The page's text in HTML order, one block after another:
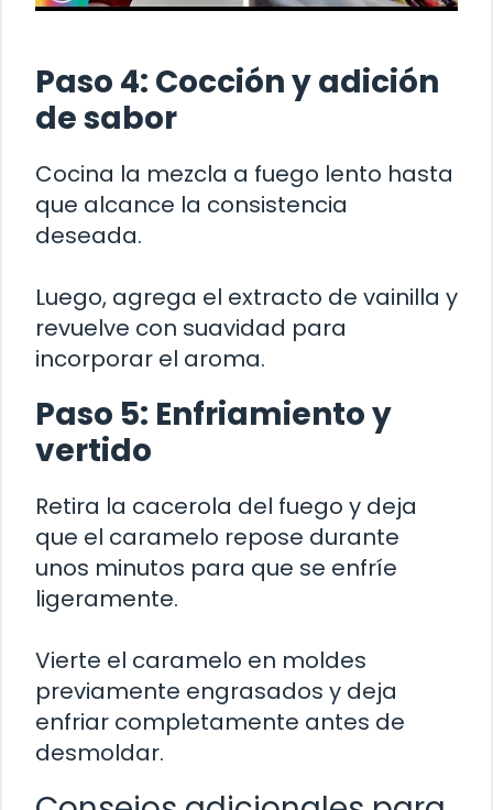
Paso 4: Cocción y adición
de sabor
Cocina la mezcla a fuego lento hasta
que alcance la consistencia
deseada.
Luego, agrega el extracto de vainilla y
revuelve con suavidad para
incorporar el aroma.
Paso 5: Enfriamiento y
vertido
Retira la cacerola del fuego y deja
que el caramelo repose durante
unos minutos para que se enfríe
ligeramente.
Vierte el caramelo en moldes
previamente engrasados y deja
enfriar completamente antes de
desmoldar.